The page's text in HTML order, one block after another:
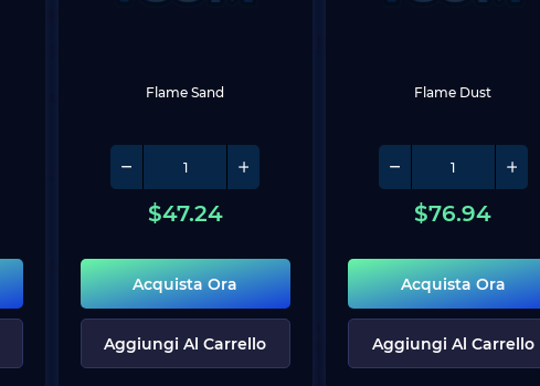
Flame Sand
$47.24
Acquista Ora
Aggiungi Al Carrello
Flame Dust
$76.94
Acquista Ora
Aggiungi Al Carrello